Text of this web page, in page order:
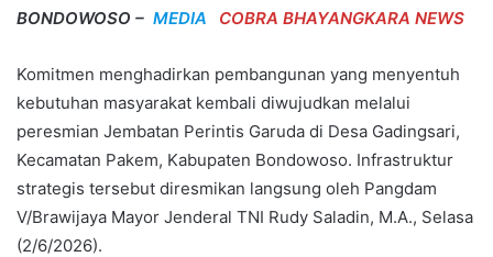
BONDOWOSO – MEDIA COBRA BHAYANGKARA NEWS
Komitmen menghadirkan pembangunan yang menyentuh
kebutuhan masyarakat kembali diwujudkan melalui
peresmian Jembatan Perintis Garuda di Desa Gadingsari,
Kecamatan Pakem, Kabupaten Bondowoso. Infrastruktur
strategis tersebut diresmikan langsung oleh Pangdam
V/Brawijaya Mayor Jenderal TNI Rudy Saladin, M.A., Selasa
(2/6/2026).